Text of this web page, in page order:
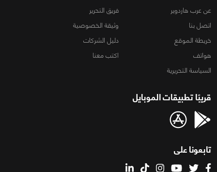
عن عرب هاردوير
فريق التحرير
اتصل بنا
وثيقة الخصوصية
خريطة الموقع
دليل الشركات
هواتف
اكتب معنا
السياسة التحريرية
قريبًا تطبيقات الموبايل
تابعونا على